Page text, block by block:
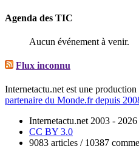
Agenda des TIC
Aucun événement à venir.
Flux inconnu
Internetactu.net est une production
partenaire du Monde.fr depuis
Internetactu.net 2003 - 2026
CC BY 3.0
9083 articles / 10387